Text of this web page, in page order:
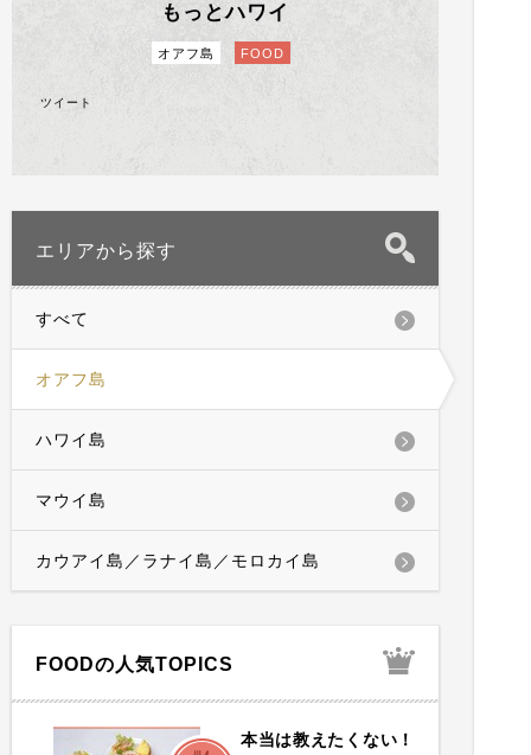
もっとハワイ
オアフ島 FOOD
ツイート
エリアから探す
すべて
オアフ島
ハワイ島
マウイ島
カウアイ島／ラナイ島／モロカイ島
FOODの人気TOPICS
FOOD
本当は教えたくない！